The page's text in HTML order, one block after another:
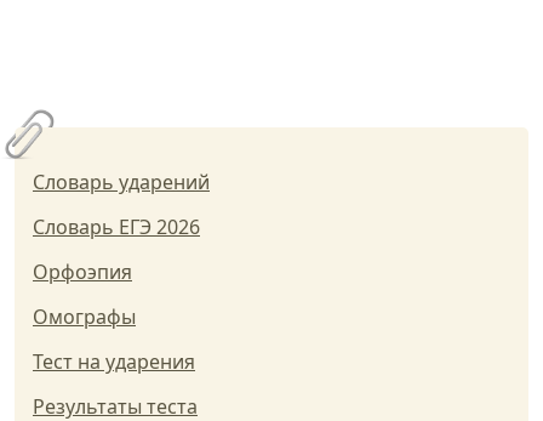
Словарь ударений
Словарь ЕГЭ 2026
Орфоэпия
Омографы
Тест на ударения
Результаты теста